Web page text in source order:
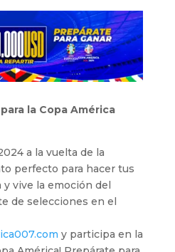
la Copa América
a la vuelta de la
perfecto para hacer tus
vive la emoción del
de selecciones en el
y participa en la